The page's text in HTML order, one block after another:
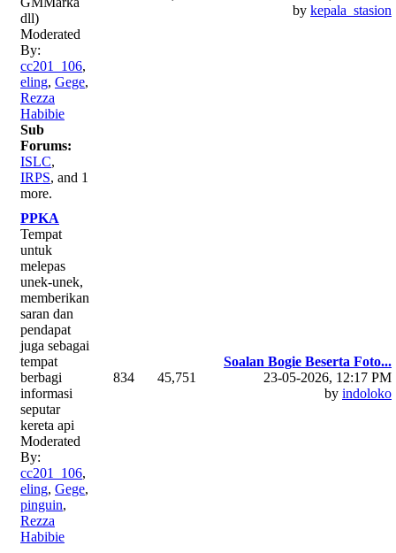
dll)
Moderated
By:
cc201_106,
eling, Gege,
Rezza
Habibie
Sub
Forums:
ISLC,
IRPS, and 1
more.
by kepala_stasion
PPKA
Tempat
untuk
melepas
unek-unek,
memberikan
saran dan
pendapat
juga sebagai
tempat
berbagi
informasi
seputar
kereta api
Moderated
By:
cc201_106,
eling, Gege,
pinguin,
Rezza
Habibie
834 45,751
Soalan Bogie Beserta Foto...
23-05-2026, 12:17 PM
by indoloko